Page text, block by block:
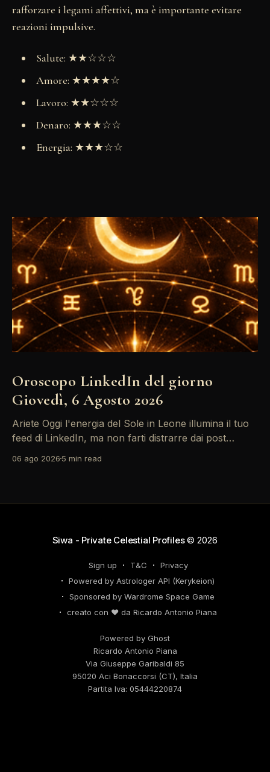
rafforzare i legami affettivi, ma è importante evitare
reazioni impulsive.
Salute: ★★☆☆☆
Amore: ★★★★☆
Lavoro: ★★☆☆☆
Denaro: ★★★☆☆
Energia: ★★★☆☆
Oroscopo LinkedIn del giorno
Giovedì, 6 Agosto 2026
Ariete Oggi l'energia del Sole in Leone illumina il tuo
feed di LinkedIn, ma non farti distrarre dai post
tuoi desideri professionali! Giove ti spinge verso il
06 ago 2026 5 min read
Siwa - Private Celestial Profiles© 2026
Sign up T&C
Privacy
Powered by Astrologer API (Kerykeion)
Sponsored by Wardrome Space Game
creato con ❤️ da Ricardo Antonio Piana
Powered by Ghost
Ricardo Antonio Piana
Via Giuseppe Garibaldi 85
95020 Aci Bonaccorsi (CT), Italia
Partita Iva: 05444220874